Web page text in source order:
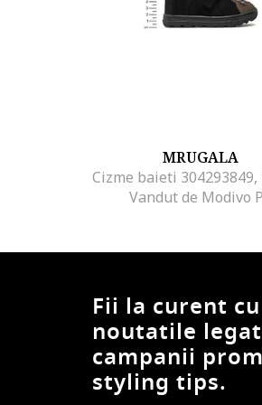
MRUGALA
Vandut de Modivo
Fii la curent
noutatile
campanii
styling tips.